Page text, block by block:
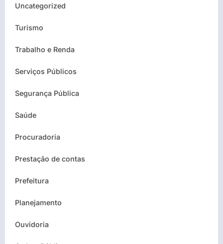
Uncategorized
Turismo
Trabalho e Renda
Serviços Públicos
Segurança Pública
Saúde
Procuradoria
Prestação de contas
Prefeitura
Planejamento
Ouvidoria